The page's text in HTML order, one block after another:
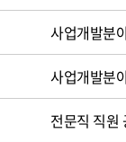
사업개발분
사업개발분
전문직 직원